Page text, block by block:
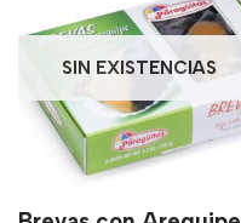
SIN EXISTENCIAS